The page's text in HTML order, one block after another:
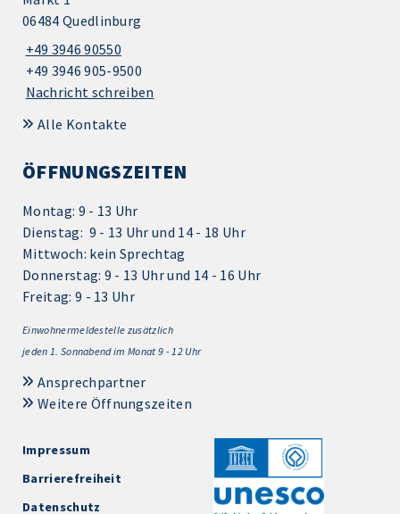
06484 Quedlinburg
+49 3946 90550
+49 3946 905-9500
Nachricht schreiben
Alle Kontakte
ÖFFNUNGSZEITEN
Montag: 9 - 13 Uhr
Dienstag: 9 - 13 Uhr und 14 - 18 Uhr
Mittwoch: kein Sprechtag
Donnerstag: 9 - 13 Uhr und 14 - 16 Uhr
Freitag: 9 - 13 Uhr
Einwohnermeldestelle zusätzlich
jeden 1. Sonnabend im Monat 9 - 12 Uhr
Ansprechpartner
Weitere Öffnungszeiten
Impressum
Barrierefreiheit
Datenschutz